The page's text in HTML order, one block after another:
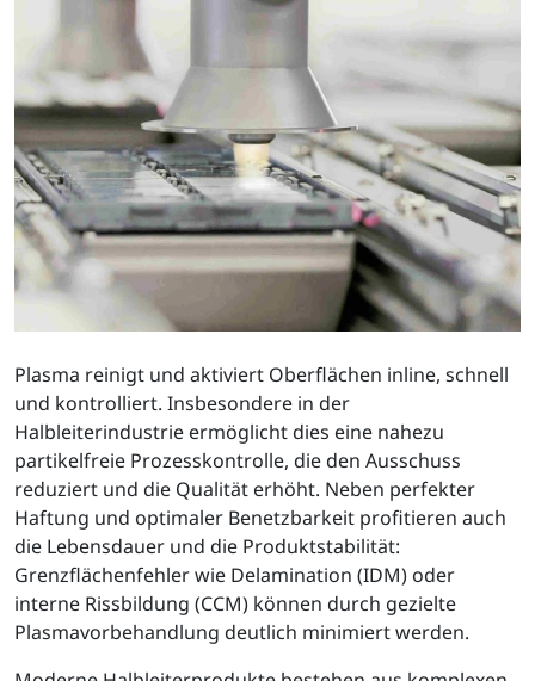
Plasma reinigt und aktiviert Oberflächen inline, schnell
und kontrolliert. Insbesondere in der
Halbleiterindustrie ermöglicht dies eine nahezu
partikelfreie Prozesskontrolle, die den Ausschuss
reduziert und die Qualität erhöht. Neben perfekter
Haftung und optimaler Benetzbarkeit profitieren auch
die Lebensdauer und die Produktstabilität:
Grenzflächenfehler wie Delamination (IDM) oder
interne Rissbildung (CCM) können durch gezielte
Plasmavorbehandlung deutlich minimiert werden.